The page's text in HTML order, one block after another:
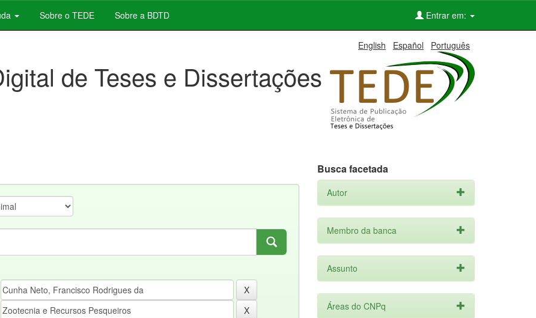
Sobre o TEDE Sobre a BDTD Entrar em:
English Español Português
de Teses e Dissertações
Busca facetada
Autor
Membro da banca
Assunto
Áreas do CNPq